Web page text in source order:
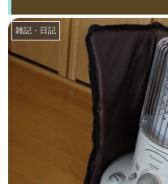
雑記・日記